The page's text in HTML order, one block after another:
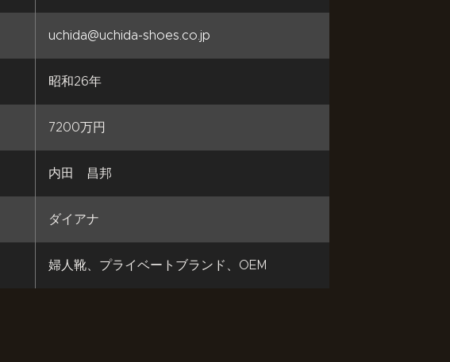
uchida@uchida-shoes.co.jp
昭和26年
7200万円
内田 昌邦
ダイアナ
婦人靴、プライベートブランド、OEM